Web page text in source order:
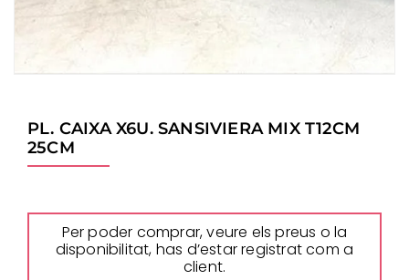
PL. CAIXA X6U. SANSIVIERA MIX T12CM
25CM
Per poder comprar, veure els preus o la
disponibilitat, has d’estar registrat com a
client.